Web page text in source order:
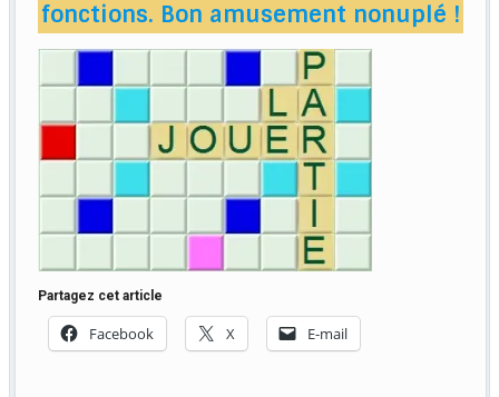
fonctions. Bon amusement nonuplé !
Partagez cet article
Facebook X E-mail